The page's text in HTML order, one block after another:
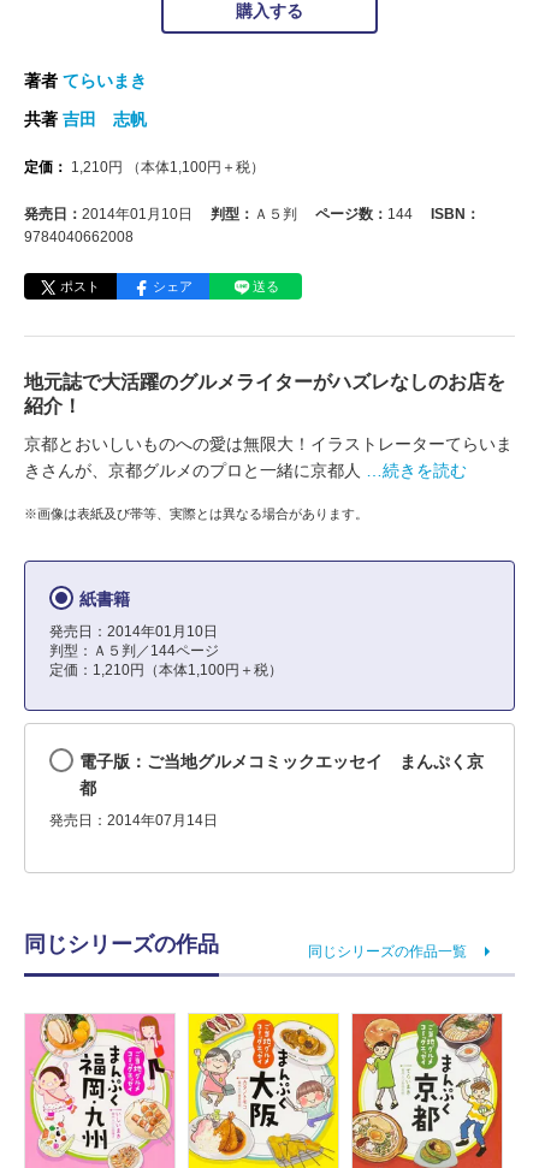
購入する
著者 てらいまき
共著 吉田 志帆
定価： 1,210円 （本体1,100円＋税）
発売日： 2014年01月10日 判型： Ａ５判 ページ数： 144
ISBN：
9784040662008
ポスト シェア 送る
地元誌で大活躍のグルメライターがハズレなしのお店を
紹介！
京都とおいしいものへの愛は無限大！イラストレーターてらいま
きさんが、京都グルメのプロと一緒に京都人
…続きを読む
※画像は表紙及び帯等、実際とは異なる場合があります。
紙書籍
発売日：2014年01月10日
判型：Ａ５判／144ページ
定価：1,210円（本体1,100円＋税）
電子版：ご当地グルメコミックエッセイ まんぷく京
都
発売日：2014年07月14日
同じシリーズの作品 同じシリーズの作品一覧